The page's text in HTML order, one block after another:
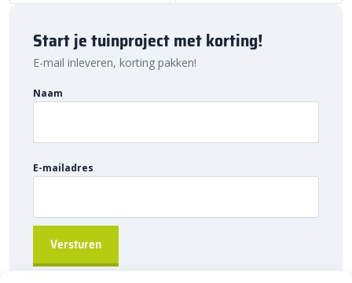
project. Geef je tuin de uitstraling die het verdient met deze
stijlvolle tuintegels.
Start je tuinproject met korting!
E-mail inleveren, korting pakken!
Naam
E-mailadres